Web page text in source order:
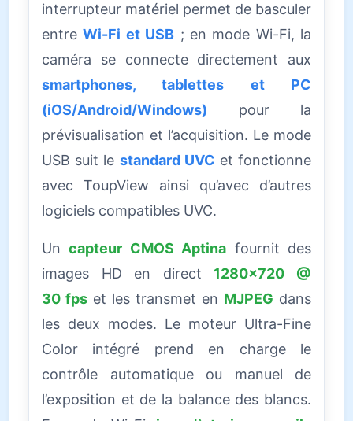
interrupteur matériel permet de basculer
entreWi-Fi et USB ; en mode Wi-Fi, la
caméra se connecte directement aux
smartphones, tablettes et PC
(iOS/Android/Windows) pour la
prévisualisation et l’acquisition. Le mode
USB suit le standard UVC et fonctionne
avec ToupView ainsi qu’avec d’autres
logiciels compatibles UVC.
Uncapteur CMOS Aptina fournit des
images HD en direct 1280×720 @
30 fps et les transmet en MJPEG dans
les deux modes. Le moteur Ultra-Fine
Color intégré prend en charge le
contrôle automatique ou manuel de
l’exposition et de la balance des blancs.